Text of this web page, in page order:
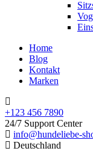
Home
Blog
Kontakt
Marken
+123 456 7890
24/7 Support Center
info@hundeliebe-
Deutschland